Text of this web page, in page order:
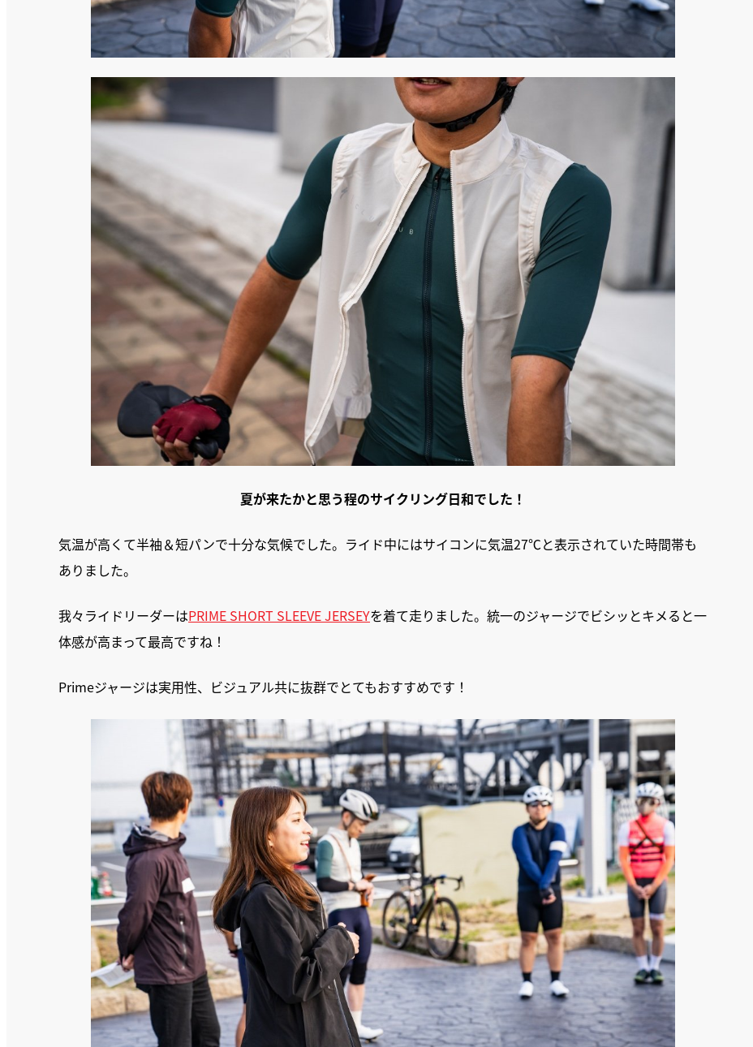
夏が来たかと思う程のサイクリング日和でした！
気温が高くて半袖＆短パンで十分な気候でした。ライド中にはサイコンに気温27℃と表示されていた時間帯も
ありました。
我々ライドリーダーはPRIME SHORT SLEEVE JERSEYを着て走りました。統一のジャージでビシッとキメると一
体感が高まって最高ですね！
Primeジャージは実用性、ビジュアル共に抜群でとてもおすすめです！